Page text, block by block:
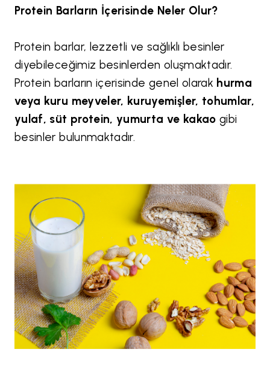
Protein Barların İçerisinde Neler Olur?
Protein barlar, lezzetli ve sağlıklı besinler
diyebileceğimiz besinlerden oluşmaktadır.
Protein barların içerisinde genel olarak hurma
veya kuru meyveler, kuruyemişler, tohumlar,
yulaf, süt protein, yumurta ve kakao gibi
besinler bulunmaktadır.